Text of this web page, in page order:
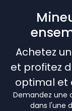
Achetez
et profitez
optimal et
Demandez une
dans l'une